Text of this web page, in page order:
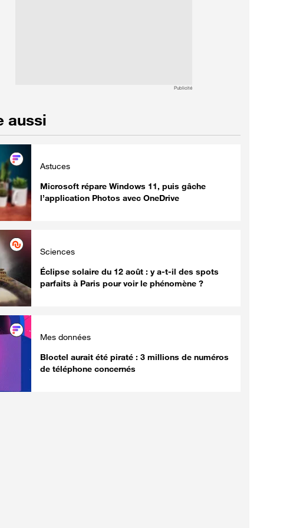
Publicité
aussi
Astuces
Microsoft répare Windows 11, puis gâche
l’application Photos avec OneDrive
Sciences
Éclipse solaire du 12 août : y a-t-il des spots
parfaits à Paris pour voir le phénomène ?
Mes données
Bloctel aurait été piraté : 3 millions de numéros
de téléphone concernés